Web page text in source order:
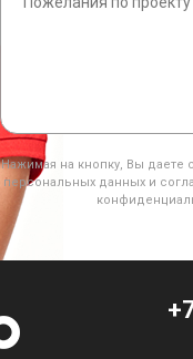
Нажимая на кнопку, Вы даете
персональных данных и